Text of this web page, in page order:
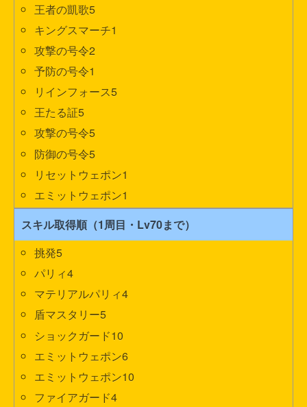
王者の凱歌5
キングスマーチ1
攻撃の号令2
予防の号令1
リインフォース5
王たる証5
攻撃の号令5
防御の号令5
リセットウェポン1
エミットウェポン1
スキル取得順（1周目・Lv70まで）
挑発5
パリィ4
マテリアルパリィ4
盾マスタリー5
ショックガード10
エミットウェポン6
エミットウェポン10
ファイアガード4